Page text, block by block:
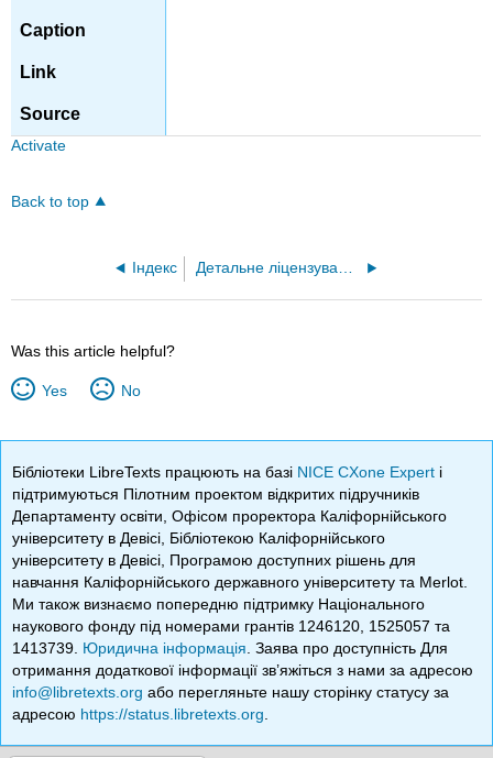
Activate
Back to top
Індекс Детальне ліцензування
Was this article helpful?
Yes No
Бібліотеки LibreTexts працюють на базі NICE CXone Expert і
підтримуються Пілотним проектом відкритих підручників
Департаменту освіти, Офісом проректора Каліфорнійського
університету в Девісі, Бібліотекою Каліфорнійського
університету в Девісі, Програмою доступних рішень для
навчання Каліфорнійського державного університету та Merlot.
Ми також визнаємо попередню підтримку Національного
наукового фонду під номерами грантів 1246120, 1525057 та
1413739. Юридична інформація . Заява про доступність Для
отримання додаткової інформації зв’яжіться з нами за адресою
info@libretexts.org або перегляньте нашу сторінку статусу за
адресою https://status.libretexts.org